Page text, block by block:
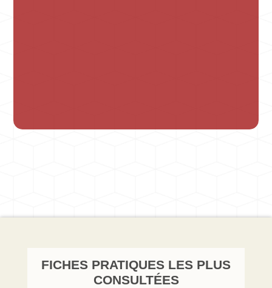
FICHES PRATIQUES LES PLUS
CONSULTÉES